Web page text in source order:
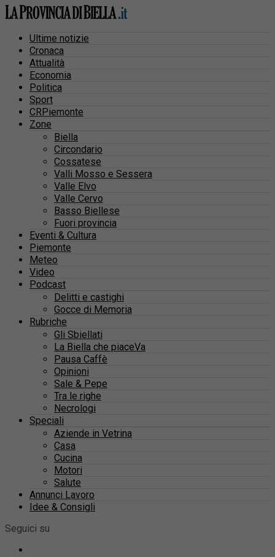
Ultime notizie
Cronaca
Attualità
Economia
Politica
Sport
CRPiemonte
Zone
Biella
Circondario
Cossatese
Valli Mosso e Sessera
Valle Elvo
Valle Cervo
Basso Biellese
Fuori provincia
Eventi & Cultura
Piemonte
Meteo
Video
Podcast
Delitti e castighi
Gocce di Memoria
Rubriche
Gli Sbiellati
La Biella che piaceVa
Pausa Caffè
Opinioni
Sale & Pepe
Tra le righe
Necrologi
Speciali
Aziende in Vetrina
Casa
Cucina
Motori
Salute
Annunci Lavoro
Idee & Consigli
Seguici su